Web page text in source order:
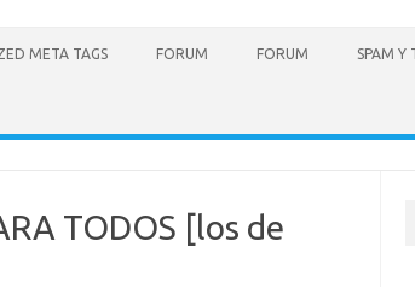
META TAGS FORUM FORUM SPAM Y
TODOS [los de